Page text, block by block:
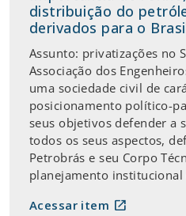
distribuição do
derivados para o
Assunto: privatizações no
Associação dos
uma sociedade civil de
posicionamento político-
seus objetivos defender a
todos os seus aspectos,
Petrobrás e seu Corpo
planejamento
Acessar item open_in_new